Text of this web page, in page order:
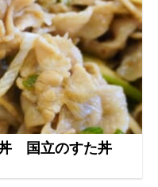
国立のすた丼